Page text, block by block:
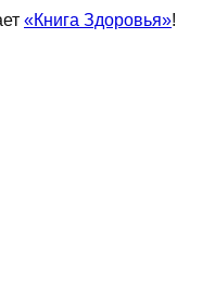
«Книга Здоровья»!